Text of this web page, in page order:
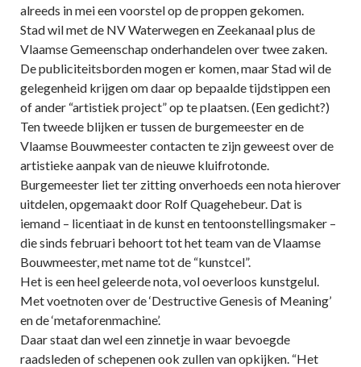
alreeds in mei een voorstel op de proppen gekomen.
Stad wil met de NV Waterwegen en Zeekanaal plus de
Vlaamse Gemeenschap onderhandelen over twee zaken.
De publiciteitsborden mogen er komen, maar Stad wil de
gelegenheid krijgen om daar op bepaalde tijdstippen een
of ander “artistiek project” op te plaatsen. (Een gedicht?)
Ten tweede blijken er tussen de burgemeester en de
Vlaamse Bouwmeester contacten te zijn geweest over de
artistieke aanpak van de nieuwe kluifrotonde.
Burgemeester liet ter zitting onverhoeds een nota hierover
uitdelen, opgemaakt door Rolf Quagehebeur. Dat is
iemand – licentiaat in de kunst en tentoonstellingsmaker –
die sinds februari behoort tot het team van de Vlaamse
Bouwmeester, met name tot de “kunstcel”.
Het is een heel geleerde nota, vol oeverloos kunstgelul.
Met voetnoten over de ‘Destructive Genesis of Meaning’
en de ‘metaforenmachine’.
Daar staat dan wel een zinnetje in waar bevoegde
raadsleden of schepenen ook zullen van opkijken. “Het